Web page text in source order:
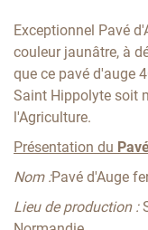
Exceptionnel Pavé
couleur jaunâtre, à
que ce pavé d'auge
Saint Hippolyte soit
l'Agriculture.
Présentation du
Nom :Pavé d'Auge
Lieu de production :